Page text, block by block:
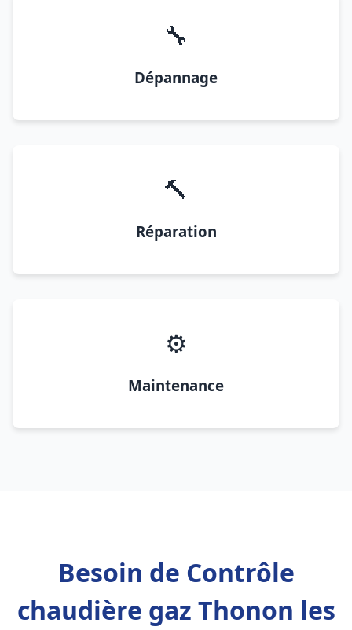
🔧
Dépannage
🔨
Réparation
⚙️
Maintenance
Besoin de Contrôle
chaudière gaz Thonon les